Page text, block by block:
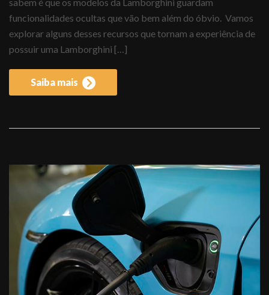
funcionalidades ocultas que vão bem além do óbvio. Vamos
explorar alguns desses recursos que tornam a experiência de
possuir uma Lamborghini […]
Saiba mais